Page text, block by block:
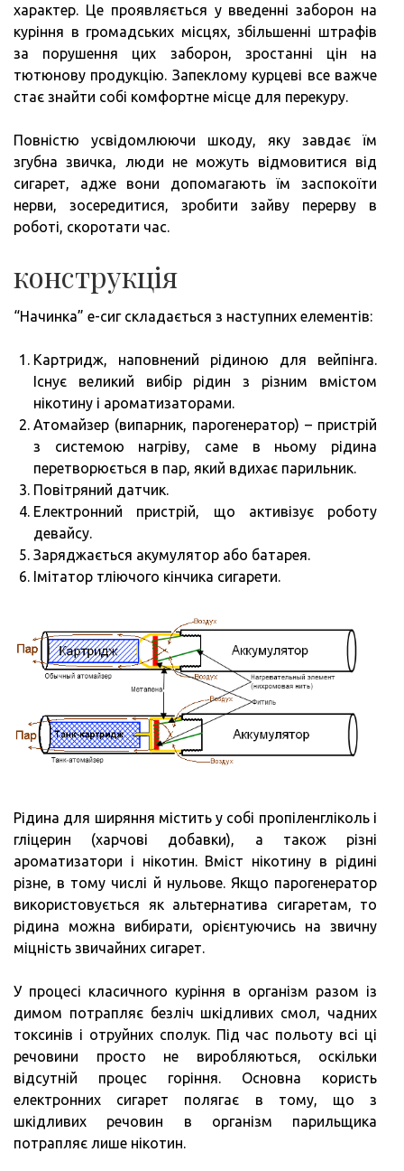
характер. Це проявляється у введенні заборон на
куріння в громадських місцях, збільшенні штрафів
за порушення цих заборон, зростанні цін на
тютюнову продукцію. Запеклому курцеві все важче
стає знайти собі комфортне місце для перекуру.
Повністю усвідомлюючи шкоду, яку завдає їм
згубна звичка, люди не можуть відмовитися від
сигарет, адже вони допомагають їм заспокоїти
нерви, зосередитися, зробити зайву перерву в
роботі, скоротати час.
конструкція
“Начинка” е-сиг складається з наступних елементів:
Картридж, наповнений рідиною для вейпінга.
Існує великий вибір рідин з різним вмістом
нікотину і ароматизаторами.
Атомайзер (випарник, парогенератор) – пристрій
з системою нагріву, саме в ньому рідина
перетворюється в пар, який вдихає парильник.
Повітряний датчик.
Електронний пристрій, що активізує роботу
девайсу.
Заряджається акумулятор або батарея.
Імітатор тліючого кінчика сигарети.
Рідина для ширяння містить у собі пропіленгліколь і
гліцерин (харчові добавки), а також різні
ароматизатори і нікотин. Вміст нікотину в рідині
різне, в тому числі й нульове. Якщо парогенератор
використовується як альтернатива сигаретам, то
рідина можна вибирати, орієнтуючись на звичну
міцність звичайних сигарет.
У процесі класичного куріння в організм разом із
димом потрапляє безліч шкідливих смол, чадних
токсинів і отруйних сполук. Під час польоту всі ці
речовини просто не виробляються, оскільки
відсутній процес горіння. Основна користь
електронних сигарет полягає в тому, що з
шкідливих речовин в організм парильщика
потрапляє лише нікотин.